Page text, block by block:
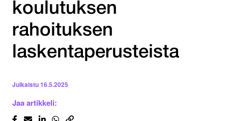
koulutuksen
rahoituksen
laskentaperusteista
Julkaistu16.5.2025
Jaa artikkeli: